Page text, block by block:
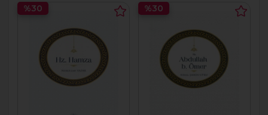
%30 %30